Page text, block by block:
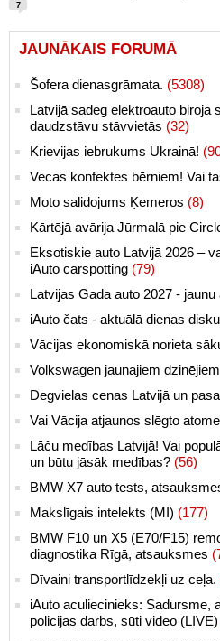
7
JAUNĀKAIS FORUMĀ
Šofera dienasgrāmata. (5308)
Latvijā sadeg elektroauto biroja
daudzstāvu stāvvietās (32)
Krievijas iebrukums Ukrainā!
Vecas konfektes bērniem! Vai
Moto salidojums Ķemeros (8)
Kārtējā avārija Jūrmalā pie
Eksotiskie auto Latvijā 2026 –
iAuto carspotting (79)
Latvijas Gada auto 2027 -
iAuto čats - aktuālā dienas
Vācijas ekonomiskā norieta
Volkswagen jaunajiem
Degvielas cenas Latvijā un
Vai Vācija atjaunos slēgto
Lāču medības Latvijā! Vai
un būtu jāsāk medības? (56)
BMW X7 auto tests,
Makslīgais intelekts (MI) (177)
BMW F10 un X5 (E70/F15)
diagnostika Rīgā, atsauksmes
Dīvaini transportlīdzekļi uz ceļa.
iAuto aculiecinieks: Sadursme,
policijas darbs, sūti video (LIVE)